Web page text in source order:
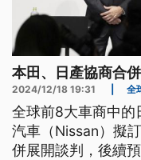
本田、日產協商合
2024/12/18 19:31 全
全球前8大車商中的
汽車（Nissan）擬
併展開談判，後續